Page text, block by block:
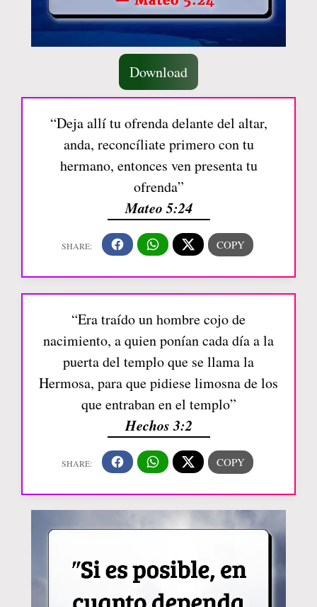
Download
“Deja allí tu ofrenda delante del altar,
anda, reconcíliate primero con tu
hermano, entonces ven presenta tu
ofrenda”
Mateo 5:24
“Era traído un hombre cojo de
nacimiento, a quien ponían cada día a la
puerta del templo que se llama la
Hermosa, para que pidiese limosna de los
que entraban en el templo”
Hechos 3:2